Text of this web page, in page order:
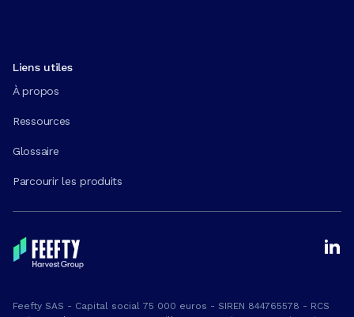
Liens utiles
À propos
Ressources
Glossaire
Parcourir les produits
Feefty SAS - Capital social 75 000 euros - SIREN 844765578 - RCS